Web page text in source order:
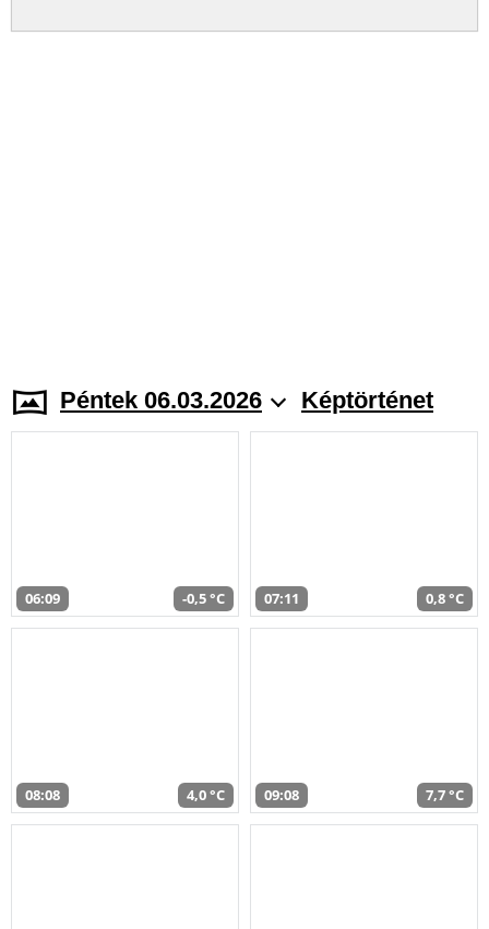
Péntek 06.03.2026 Képtörténet
06:09 -0,5 °C 07:11 0,8 °C
08:08 4,0 °C 09:08 7,7 °C